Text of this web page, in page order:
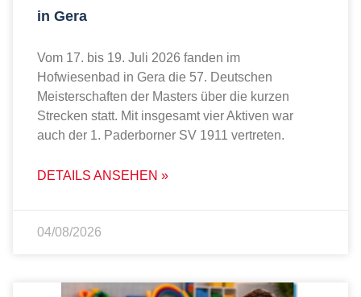
in Gera
Vom 17. bis 19. Juli 2026 fanden im
Hofwiesenbad in Gera die 57. Deutschen
Meisterschaften der Masters über die kurzen
Strecken statt. Mit insgesamt vier Aktiven war
auch der 1. Paderborner SV 1911 vertreten.
DETAILS ANSEHEN »
04/08/2026